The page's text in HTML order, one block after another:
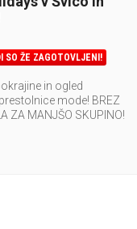
SO ŽE ZAGOTOVLJENI!
in ogled
mode! BREZ
ZA MANJŠO SKUPINO!